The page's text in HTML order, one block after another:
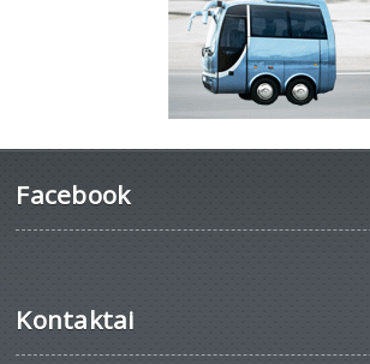
Facebook
Kontaktai